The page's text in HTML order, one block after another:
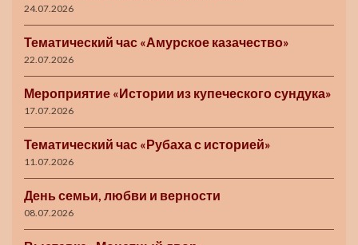
24.07.2026
Тематический час «Амурское казачество»
22.07.2026
Мероприятие «Истории из купеческого сундука»
17.07.2026
Тематический час «Рубаха с историей»
11.07.2026
День семьи, любви и верности
08.07.2026